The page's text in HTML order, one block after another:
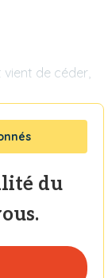
vient de céder,
du